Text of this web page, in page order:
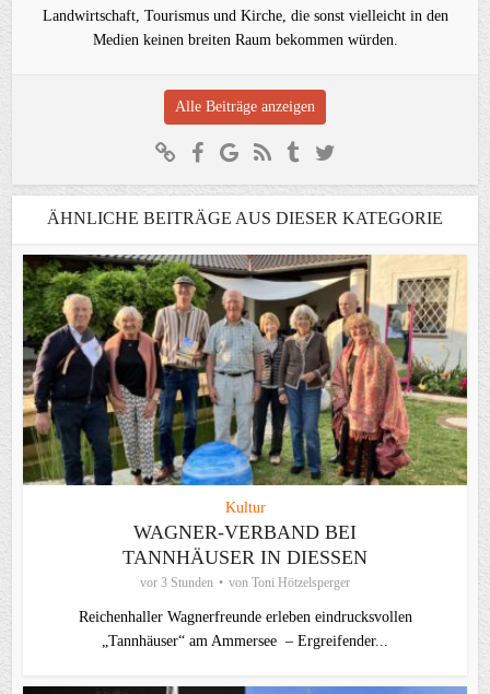
Landwirtschaft, Tourismus und Kirche, die sonst vielleicht in den
Medien keinen breiten Raum bekommen würden.
Alle Beiträge anzeigen
ÄHNLICHE BEITRÄGE AUS DIESER KATEGORIE
Kultur
WAGNER-VERBAND BEI
TANNHÄUSER IN DIESSEN
vor 3 Stunden von Toni Hötzelsperger
Reichenhaller Wagnerfreunde erleben eindrucksvollen
„Tannhäuser“ am Ammersee – Ergreifender...